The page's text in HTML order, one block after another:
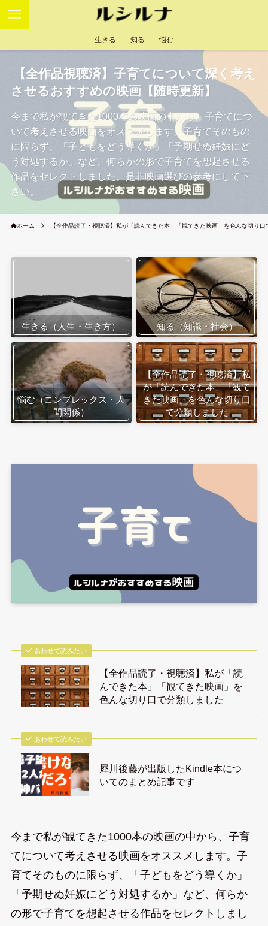
生きる 知る 悩む
【全作品視聴済】子育てについて深く考え
させるおすすめの映画【随時更新】
今まで私が観てきた1000本の映画の中から、子育てにつ
いて考えさせる映画をオススメします。子育てそのもの
に限らず、「子どもをどう導くか」「予期せぬ妊娠にど
う対処するか」など、何らかの形で子育てを想起させる
作品をセレクトしました。是非映画選びの参考にして下
さい。
ホーム 【全作品読了・視聴済】私が「読んできた本」「観てきた映画」を色んな切り口
生きる（人生・生き方） 知る（知識・社会）
悩む（コンプレックス・人
間関係）
【全作品読了・視聴済】私
が「読んできた本」「観て
きた映画」を色んな切り口
で分類しました
あわせて読みたい
【全作品読了・視聴済】私が「読
んできた本」「観てきた映画」を
色んな切り口で分類しました
あわせて読みたい
犀川後藤が出版したKindle本につ
いてのまとめ記事です
今まで私が観てきた1000本の映画の中から、子育
てについて考えさせる映画をオススメします。子
育てそのものに限らず、「子どもをどう導くか」
「予期せぬ妊娠にどう対処するか」など、何らか
の形で子育てを想起させる作品をセレクトしまし